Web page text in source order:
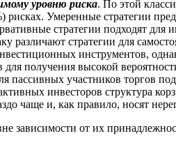
уровню риска. По этой
Умеренные стратегии
стратегии подходят для
различают стратегии для
инструментов,
получения высокой
пассивных участников торгов
инвесторов структура
чаще и, как правило, носят
зависимости от их